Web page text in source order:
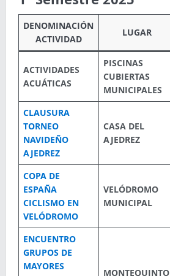
DENOMINACIÓN
ACTIVIDAD
LUGAR
ACTIVIDADES
ACUÁTICAS
PISCINAS
CUBIERTAS
MUNICIPALES
CLAUSURA
TORNEO
NAVIDEÑO
AJEDREZ
CASA DEL
AJEDREZ
COPA DE
ESPAÑA
CICLISMO EN
VELÓDROMO
VELÓDROMO
MUNICIPAL
ENCUENTRO
GRUPOS DE
MAYORES
MONTEQUINTO